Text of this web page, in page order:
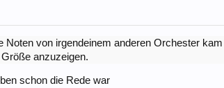
Noten von irgendeinem anderen Orchester kam
anzuzeigen.
schon die Rede war